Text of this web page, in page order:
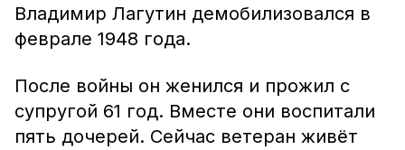
Владимир Лагутин демобилизовался в
феврале 1948 года.
После войны он женился и прожил с
супругой 61 год. Вместе они воспитали
пять дочерей. Сейчас ветеран живёт